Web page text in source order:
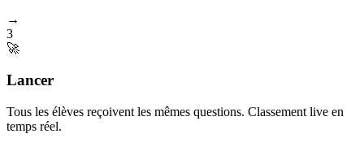
→
3
🚀
Lancer
Tous les élèves reçoivent les mêmes questions. Classement live en
temps réel.